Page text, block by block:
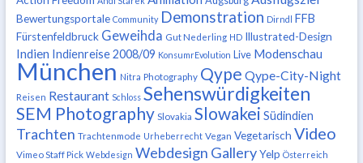
Bewertungsportale Community Demonstration Dirndl FFB
Fürstenfeldbruck Geweihda Gut Nederling HD Illustrated-Design
Indien Indienreise 2008/09 KonsumrEvolution Live Modenschau
München Nitra Photography Qype Qype-City-Night
Reisen Restaurant Schloss Sehenswürdigkeiten
SEM Photography Slovakia Slowakei Südindien
Trachten Trachtenmode Urheberrecht Vegan Vegetarisch Video
Vimeo Staff Pick Webdesign Webdesign Gallery Yelp Österreich